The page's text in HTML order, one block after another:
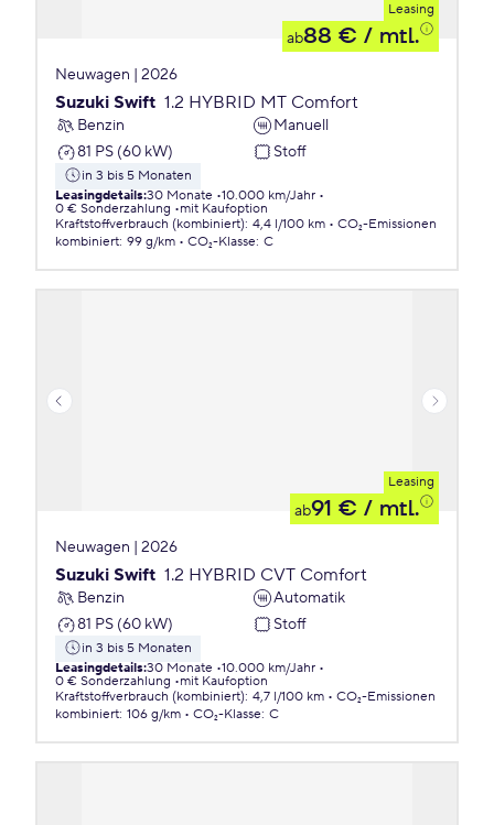
Leasing
ab88 € / mtl.
Neuwagen | 2026
Suzuki Swift 1.2 HYBRID MT Comfort
Benzin
Manuell
81 PS (60 kW)
Stoff
in 3 bis 5 Monaten
Leasingdetails:30 Monate 10.000 km/Jahr
0 € Sonderzahlung
mit Kaufoption
Kraftstoffverbrauch (kombiniert): 4,4 l/100 km
CO₂-Emissionen
kombiniert: 99 g/km CO₂-Klasse: C
Leasing
ab91 € / mtl.
Neuwagen | 2026
Suzuki Swift 1.2 HYBRID CVT Comfort
Benzin
Automatik
81 PS (60 kW)
Stoff
in 3 bis 5 Monaten
Leasingdetails:30 Monate 10.000 km/Jahr
0 € Sonderzahlung
mit Kaufoption
Kraftstoffverbrauch (kombiniert): 4,7 l/100 km
CO₂-Emissionen
kombiniert: 106 g/km CO₂-Klasse: C